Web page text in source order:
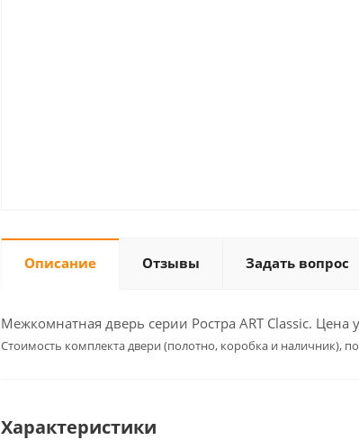
Описание Отзывы Задать вопрос
Межкомнатная дверь серии Ростра ART Classic. Цена
Cтоимость комплекта двери (полотно, коробка и наличник),
Характеристики